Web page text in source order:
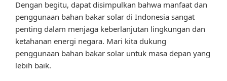
Dengan begitu, dapat disimpulkan bahwa manfaat dan
penggunaan bahan bakar solar di Indonesia sangat
penting dalam menjaga keberlanjutan lingkungan dan
ketahanan energi negara. Mari kita dukung
penggunaan bahan bakar solar untuk masa depan yang
lebih baik.